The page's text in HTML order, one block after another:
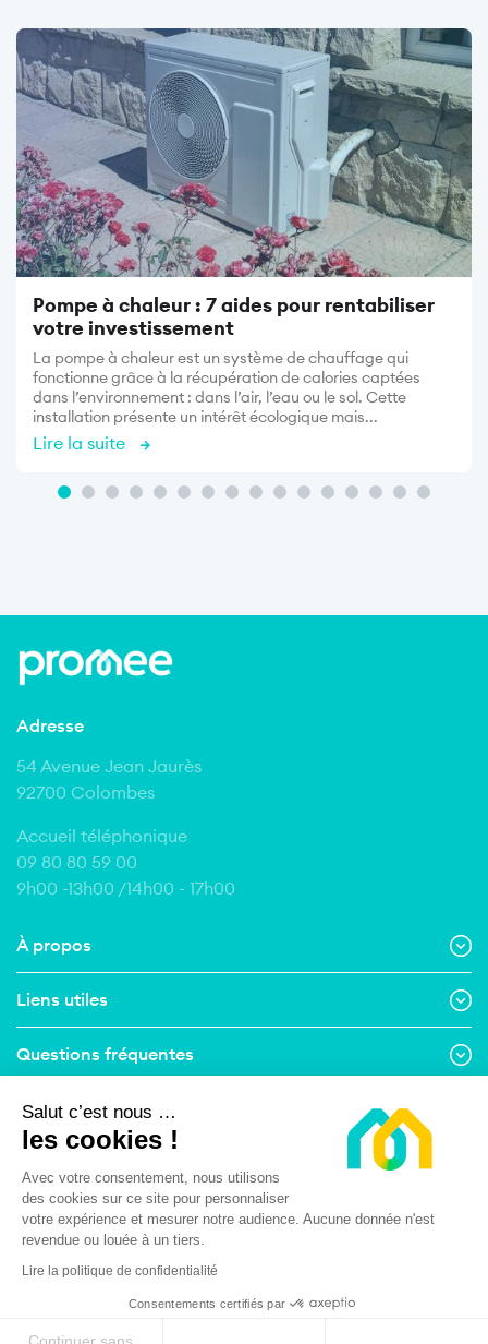
Image
Pompe à chaleur : 7 aides pour rentabiliser
votre investissement
La pompe à chaleur est un système de chauffage qui
fonctionne grâce à la récupération de calories captées
dans l’environnement : dans l’air, l’eau ou le sol. Cette
installation présente un intérêt écologique mais...
Lire la suite
À propos
Liens utiles
Questions fréquentes
Adresse
54 Avenue Jean Jaurès
92700 Colombes
Accueil téléphonique
09 80 80 59 00
9h00 -13h00 /14h00 - 17h00
Contact
Menu Pied de page
Mentions légales
Conditions Générales d’Utilisation
Politique de respect de la vie privée
Salut c’est nous …
les cookies !
Avec votre consentement, nous utilisons
des cookies sur ce site pour personnaliser
votre expérience et mesurer notre audience. Aucune donnée n'est
revendue ou louée à un tiers.
Lire la politique de confidentialité
Consentements certifiés par